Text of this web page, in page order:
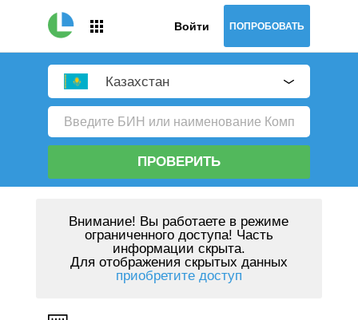
Войти ПОПРОБОВАТЬ
Казахстан
ПРОВЕРИТЬ
Внимание! Вы работаете в режиме
ограниченного доступа! Часть
информации скрыта.
Для отображения скрытых данных
приобретите доступ